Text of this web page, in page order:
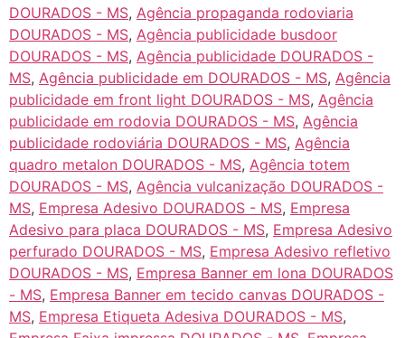
DOURADOS - MS, Agência propaganda rodoviaria
DOURADOS - MS, Agência publicidade busdoor
DOURADOS - MS, Agência publicidade DOURADOS -
MS, Agência publicidade em DOURADOS - MS, Agência
publicidade em front light DOURADOS - MS, Agência
publicidade em rodovia DOURADOS - MS, Agência
publicidade rodoviária DOURADOS - MS, Agência
quadro metalon DOURADOS - MS, Agência totem
DOURADOS - MS, Agência vulcanização DOURADOS -
MS, Empresa Adesivo DOURADOS - MS, Empresa
Adesivo para placa DOURADOS - MS, Empresa Adesivo
perfurado DOURADOS - MS, Empresa Adesivo refletivo
DOURADOS - MS, Empresa Banner em lona DOURADOS
- MS, Empresa Banner em tecido canvas DOURADOS -
MS, Empresa Etiqueta Adesiva DOURADOS - MS,